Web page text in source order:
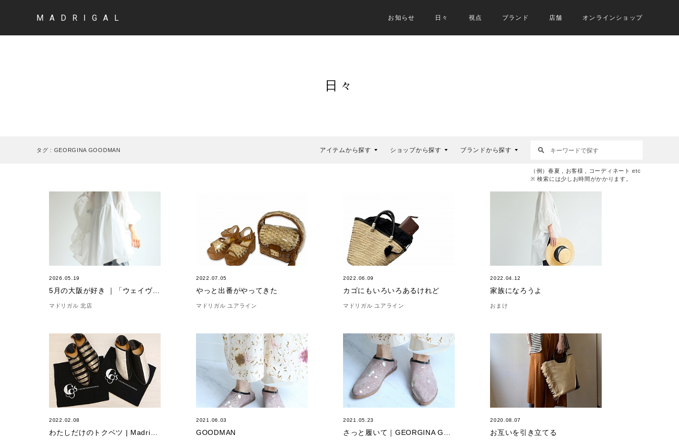
MADRIGAL お知らせ 日々 視点 ブランド 店舗 オンラインショップ
日々
タグ : GEORGINA GOODMAN アイテムから探す ショップから探す ブランドから探す
（例）春夏 , お客様 , コーディネート etc
※ 検索には少しお時間がかかります。
2026.05.19
5月の大阪が好き ｜「ウェイヴィシャツ」
マドリガル 北店
2022.07.05
やっと出番がやってきた
マドリガル ユアライン
2022.06.09
カゴにもいろいろあるけれど
マドリガル ユアライン
2022.04.12
家族になろうよ
おまけ
2022.02.08 2021.06.03
GOODMAN
2021.05.23 2020.08.07
お互いを引き立てる